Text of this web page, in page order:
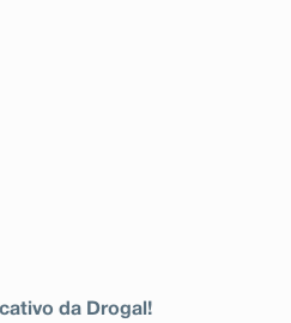
da Drogal!